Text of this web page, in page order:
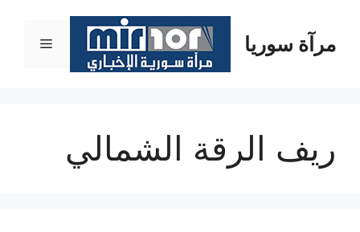
المحتوىمرآة سوريا القائمة
ريف الرقة الشمالي